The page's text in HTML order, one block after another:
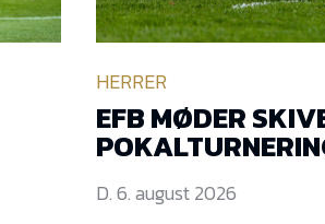
HERRER
EFB MØDER
D. 6. august 2026